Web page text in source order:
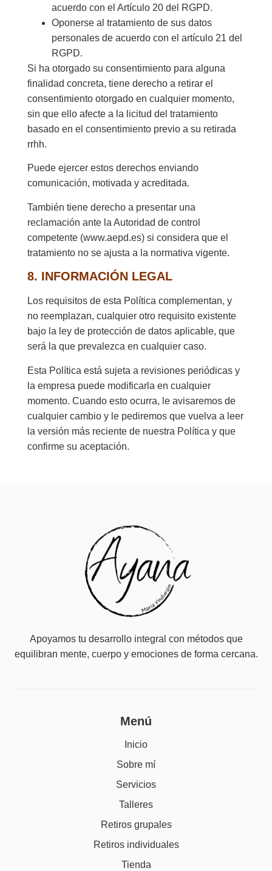
acuerdo con el Artículo 20 del RGPD.
Oponerse al tratamiento de sus datos
personales de acuerdo con el artículo 21 del
RGPD.
Si ha otorgado su consentimiento para alguna
finalidad concreta, tiene derecho a retirar el
consentimiento otorgado en cualquier momento,
sin que ello afecte a la licitud del tratamiento
basado en el consentimiento previo a su retirada
rrhh.
Puede ejercer estos derechos enviando
comunicación, motivada y acreditada.
También tiene derecho a presentar una
reclamación ante la Autoridad de control
competente (www.aepd.es) si considera que el
tratamiento no se ajusta a la normativa vigente.
8. INFORMACIÓN LEGAL
Los requisitos de esta Política complementan, y
no reemplazan, cualquier otro requisito existente
bajo la ley de protección de datos aplicable, que
será la que prevalezca en cualquier caso.
Esta Política está sujeta a revisiones periódicas y
la empresa puede modificarla en cualquier
momento. Cuando esto ocurra, le avisaremos de
cualquier cambio y le pediremos que vuelva a leer
la versión más reciente de nuestra Política y que
confirme su aceptación.
Apoyamos tu desarrollo integral con métodos que
equilibran mente, cuerpo y emociones de forma cercana.
Menú
Inicio
Sobre mí
Servicios
Talleres
Retiros grupales
Retiros individuales
Tienda